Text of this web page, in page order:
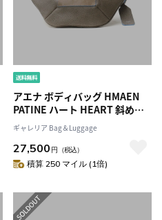
アエナ ボディバッグ HMAEN
PATINE ハート HEART 斜めが
けバッグ 本革 軽量 薄型 シンプ
ル 日本製メンズレディース
ギャレリア Bag＆Luggage
27,500 円 （税込）
積算 250 マイル (1倍)